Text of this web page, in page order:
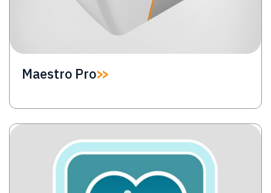
Maestro Pro
Image